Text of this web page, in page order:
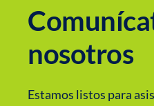
nosotros
Estamos listos para